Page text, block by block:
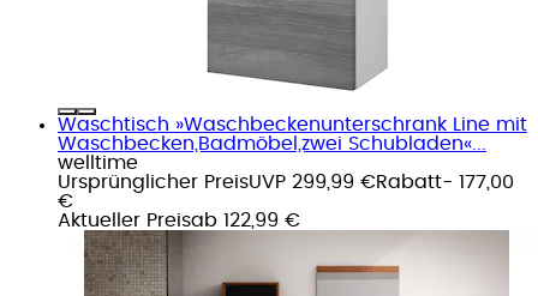
Waschtisch »Waschbeckenunterschrank Line mit
Waschbecken,Badmöbel,zwei Schubladen«...
welltime
Ursprünglicher PreisUVP 299,99 €Rabatt- 177,00
€
Aktueller Preisab 122,99 €